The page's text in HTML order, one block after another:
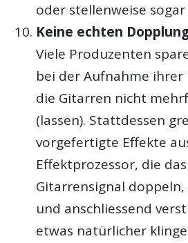
oder stellenweise
Keine echten
Viele Produzenten
bei der Aufnahme ihrer
die Gitarren nicht
(lassen). Stattdessen
vorgefertigte Effekte
Effektprozessor, die
Gitarrensignal
und anschliessend
etwas natürlicher